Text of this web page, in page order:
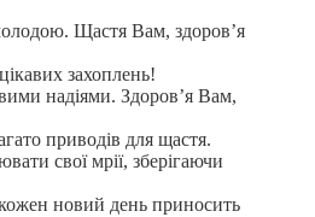
Щастя Вам, здоров’я
захоплень!
надіями. Здоров’я Вам,
приводів для щастя.
свої мрії, зберігаючи
новий день приносить